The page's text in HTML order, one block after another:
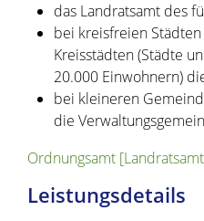
das Landratsamt des
bei kreisfreien
Kreisstädten (Städte
20.000 Einwohnern)
bei kleineren
die
Ordnungsamt
Leistungsdetails